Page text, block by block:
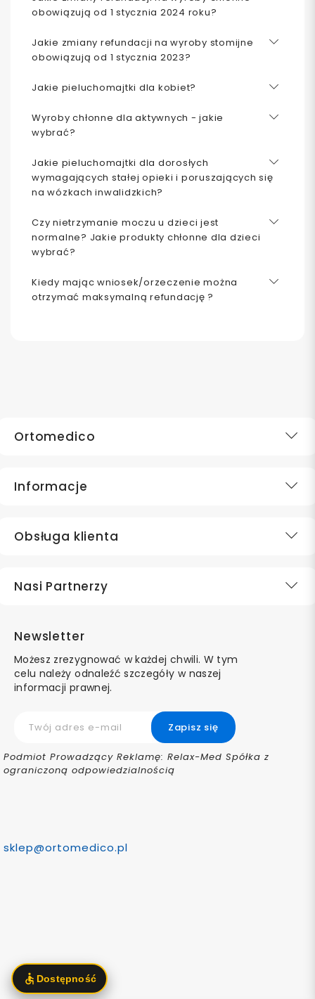
obowiązują od 1 stycznia 2024 roku?
Jakie zmiany refundacji na wyroby stomijne
obowiązują od 1 stycznia 2023?
Jakie pieluchomajtki dla kobiet?
Wyroby chłonne dla aktywnych - jakie
wybrać?
Jakie pieluchomajtki dla dorosłych
wymagających stałej opieki i poruszających się
na wózkach inwalidzkich?
Czy nietrzymanie moczu u dzieci jest
normalne? Jakie produkty chłonne dla dzieci
wybrać?
Kiedy mając wniosek/orzeczenie można
otrzymać maksymalną refundację ?
Ortomedico
Informacje
Obsługa klienta
Nasi Partnerzy
Newsletter
Możesz zrezygnować w każdej chwili. W tym
celu należy odnaleźć szczegóły w naszej
informacji prawnej.
Podmiot Prowadzący Reklamę: Relax-Med Spółka z
ograniczoną odpowiedzialnością
sklep@ortomedico.pl